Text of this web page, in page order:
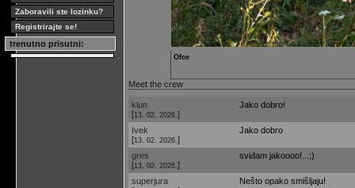
Zaboravili ste lozinku?
Registrirajte se!
trenutno prisutni:
Ofce
Meet the crew
klun
[13. 02. 2026. ]
Jako dobro!
Ivek
[13. 02. 2026. ]
Jako dobro
gres
[13. 02. 2026. ]
sviđam jakoooo!...;)
superjura
Nešto opako smišljaju!